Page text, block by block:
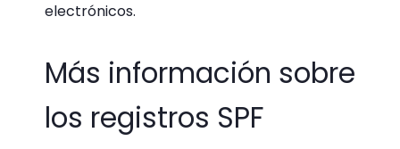
electrónicos.
Más información sobre
los registros SPF